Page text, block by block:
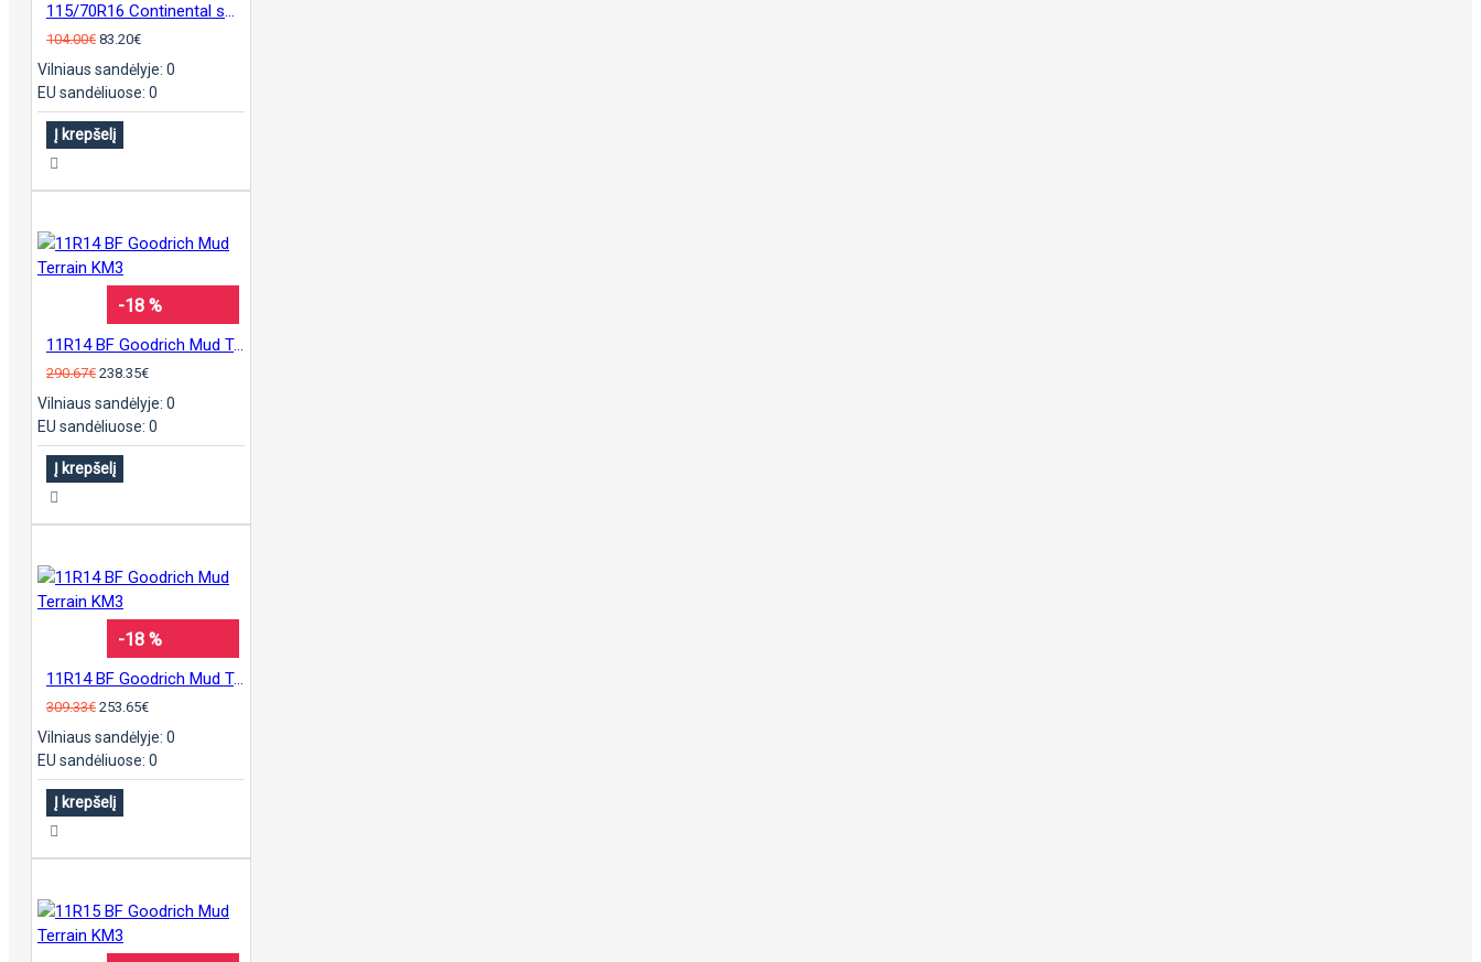
115/70R16 Continental sContact
104.00€ 83.20€
Vilniaus sandėlyje: 0
EU sandėliuose: 0
Į krepšelį
-18 %
11R14 BF Goodrich Mud Terrain KM3
290.67€ 238.35€
Vilniaus sandėlyje: 0
EU sandėliuose: 0
Į krepšelį
-18 %
11R14 BF Goodrich Mud Terrain KM3
309.33€ 253.65€
Vilniaus sandėlyje: 0
EU sandėliuose: 0
Į krepšelį